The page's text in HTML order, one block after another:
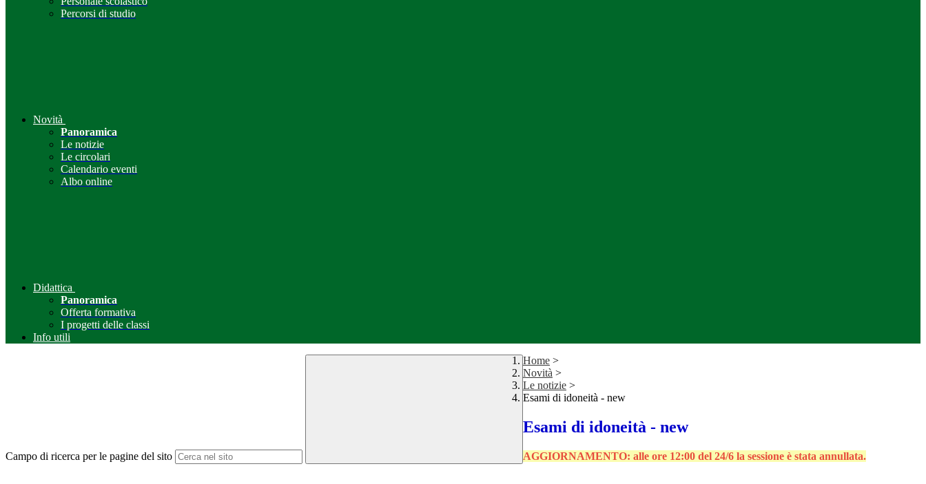
Percorsi di studio
Novità
Panoramica
Le notizie
Le circolari
Calendario eventi
Albo online
Didattica
Panoramica
Offerta formativa
I progetti delle classi
Info utili
Campo di ricerca per le pagine del sito
Home >
Novità >
Le notizie >
Esami di idoneità - new
Esami di idoneità - new
AGGIORNAMENTO: alle ore 12:00 del 24/6 la sessione è stata annullata.